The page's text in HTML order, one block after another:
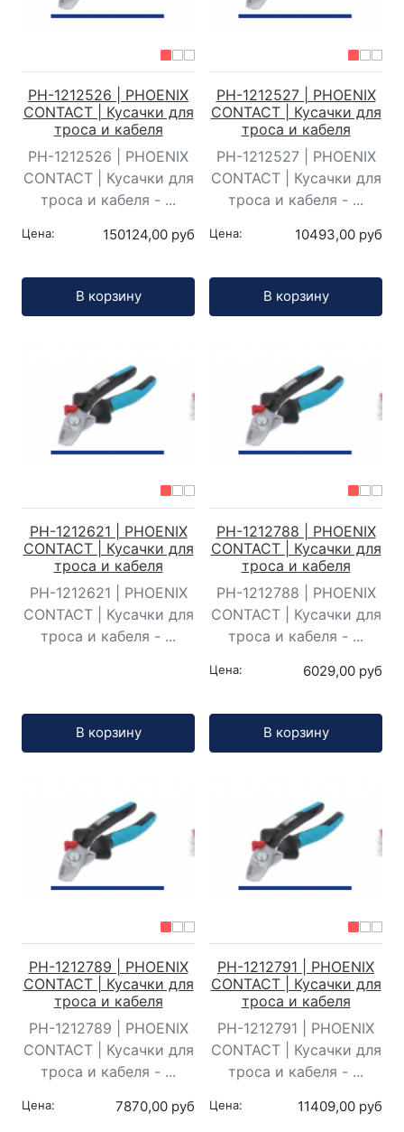
PH-1212526 | PHOENIX
CONTACT | Кусачки для
троса и кабеля
PH-1212526 | PHOENIX
CONTACT | Кусачки для
троса и кабеля - ...
Цена: 150124,00 руб
В корзину
PH-1212527 | PHOENIX
CONTACT | Кусачки для
троса и кабеля
PH-1212527 | PHOENIX
CONTACT | Кусачки для
троса и кабеля - ...
Цена: 10493,00 руб
В корзину
PH-1212621 | PHOENIX
CONTACT | Кусачки для
троса и кабеля
PH-1212621 | PHOENIX
CONTACT | Кусачки для
троса и кабеля - ...
В корзину
PH-1212788 | PHOENIX
CONTACT | Кусачки для
троса и кабеля
PH-1212788 | PHOENIX
CONTACT | Кусачки для
троса и кабеля - ...
Цена: 6029,00 руб
В корзину
PH-1212789 | PHOENIX
CONTACT | Кусачки для
троса и кабеля
PH-1212789 | PHOENIX
CONTACT | Кусачки для
троса и кабеля - ...
Цена: 7870,00 руб
PH-1212791 | PHOENIX
CONTACT | Кусачки для
троса и кабеля
PH-1212791 | PHOENIX
CONTACT | Кусачки для
троса и кабеля - ...
Цена: 11409,00 руб